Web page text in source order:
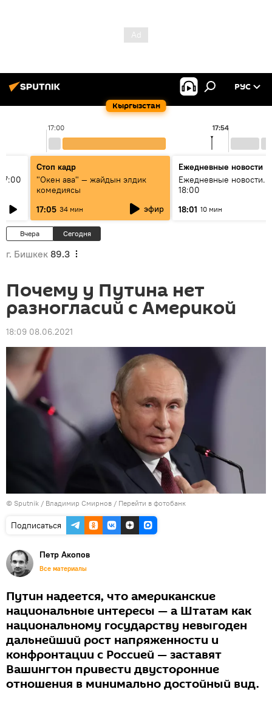
Кыргызстан
РУС
17:00 17:54
Стоп кадр
"Окен ава" — жайдын элдик
комедиясы
17:05 34 мин эфир
Ежедневные новости
Ежедневные новости.
18:00
18:01 10 мин
Вчера Сегодня
г. Бишкек 89.3
Почему у Путина нет
разногласий с Америкой
18:09 08.06.2021
© Sputnik / Владимир Смирнов / Перейти в фотобанк
Подписаться
Петр Акопов
Все материалы
Путин надеется, что американские
национальные интересы — а Штатам как
национальному государству невыгоден
дальнейший рост напряженности и
конфронтации с Россией — заставят
Вашингтон привести двусторонние
отношения в минимально достойный вид.